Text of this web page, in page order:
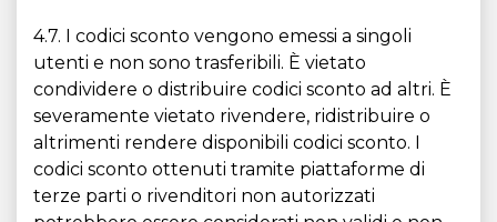
4.7. I codici sconto vengono emessi a singoli
utenti e non sono trasferibili. È vietato
condividere o distribuire codici sconto ad altri. È
severamente vietato rivendere, ridistribuire o
altrimenti rendere disponibili codici sconto. I
codici sconto ottenuti tramite piattaforme di
terze parti o rivenditori non autorizzati